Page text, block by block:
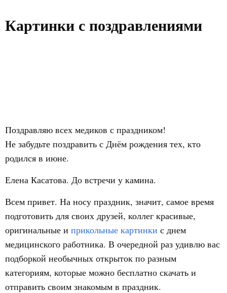
Картинки с поздравлениями
Поздравляю всех медиков с праздником!
Не забудьте поздравить с Днём рождения тех, кто
родился в июне.
Елена Касатова. До встречи у камина.
Всем привет. На носу праздник, значит, самое время
подготовить для своих друзей, коллег красивые,
оригинальные и прикольные картинки с днем
медицинского работника. В очередной раз удивлю вас
подборкой необычных открыток по разным
категориям, которые можно бесплатно скачать и
отправить своим знакомым в праздник.